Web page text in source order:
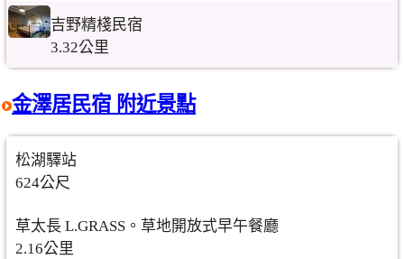
吉野精棧民宿
3.32公里
金澤居民宿 附近景點
松湖驛站
624公尺
草太長 L.GRASS。草地開放式早午餐廳
2.16公里